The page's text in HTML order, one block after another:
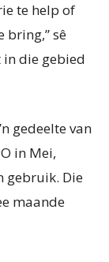
te help of
bring,” sê
in die gebied
gedeelte van
in Mei,
gebruik. Die
maande